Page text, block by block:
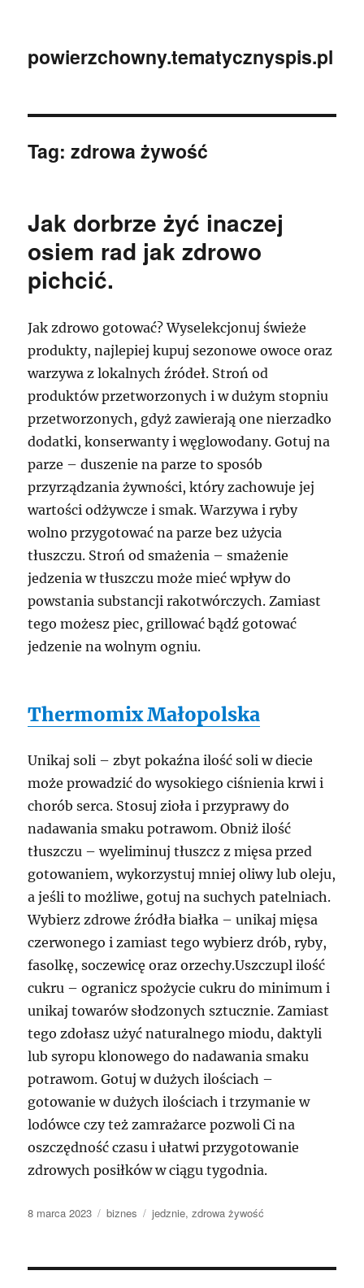
powierzchowny.tematycznyspis.pl
Tag:zdrowa żywość
Jak dorbrze żyć inaczej
osiem rad jak zdrowo
pichcić.
Jak zdrowo gotować? Wyselekcjonuj świeże
produkty, najlepiej kupuj sezonowe owoce oraz
warzywa z lokalnych źródeł. Stroń od
produktów przetworzonych i w dużym stopniu
przetworzonych, gdyż zawierają one nierzadko
dodatki, konserwanty i węglowodany. Gotuj na
parze – duszenie na parze to sposób
przyrządzania żywności, który zachowuje jej
wartości odżywcze i smak. Warzywa i ryby
wolno przygotować na parze bez użycia
tłuszczu. Stroń od smażenia – smażenie
jedzenia w tłuszczu może mieć wpływ do
powstania substancji rakotwórczych. Zamiast
tego możesz piec, grillować bądź gotować
jedzenie na wolnym ogniu.
Thermomix Małopolska
Unikaj soli – zbyt pokaźna ilość soli w diecie
może prowadzić do wysokiego ciśnienia krwi i
chorób serca. Stosuj zioła i przyprawy do
nadawania smaku potrawom. Obniż ilość
tłuszczu – wyeliminuj tłuszcz z mięsa przed
gotowaniem, wykorzystuj mniej oliwy lub oleju,
a jeśli to możliwe, gotuj na suchych patelniach.
Wybierz zdrowe źródła białka – unikaj mięsa
czerwonego i zamiast tego wybierz drób, ryby,
fasolkę, soczewicę oraz orzechy.Uszczupl ilość
cukru – ogranicz spożycie cukru do minimum i
unikaj towarów słodzonych sztucznie. Zamiast
tego zdołasz użyć naturalnego miodu, daktyli
lub syropu klonowego do nadawania smaku
potrawom. Gotuj w dużych ilościach –
gotowanie w dużych ilościach i trzymanie w
lodówce czy też zamrażarce pozwoli Ci na
oszczędność czasu i ułatwi przygotowanie
zdrowych posiłków w ciągu tygodnia.
Data
8 marca 2023 Kategorie
biznes Tagi
jedznie,zdrowa żywość